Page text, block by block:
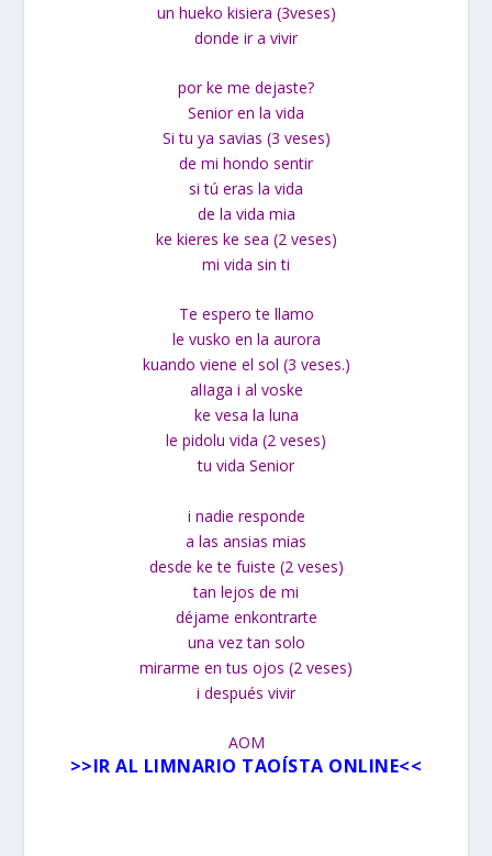
un hueko kisiera (3veses)
donde ir a vivir
por ke me dejaste?
Senior en la vida
Si tu ya savias (3 veses)
de mi hondo sentir
si tú eras la vida
de la vida mia
ke kieres ke sea (2 veses)
mi vida sin ti
Te espero te llamo
le vusko en la aurora
kuando viene el sol (3 veses.)
alIaga i al voske
ke vesa la luna
le pidolu vida (2 veses)
tu vida Senior
i nadie responde
a las ansias mias
desde ke te fuiste (2 veses)
tan lejos de mi
déjame enkontrarte
una vez tan solo
mirarme en tus ojos (2 veses)
i después vivir
AOM
>>IR AL LIMNARIO TAOÍSTA ONLINE<<